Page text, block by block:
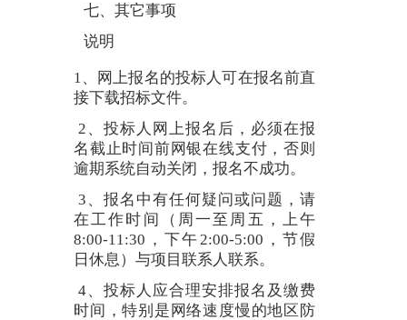
七、其它事项
说明
1、网上报名的投标人可在报名前直
接下载招标文件。
2、投标人网上报名后，必须在报
名截止时间前网银在线支付，否则
逾期系统自动关闭，报名不成功。
3、报名中有任何疑问或问题，请
在工作时间（周一至周五，上午
8:00-11:30，下午2:00-5:00，节假
日休息）与项目联系人联系。
4、投标人应合理安排报名及缴费
时间，特别是网络速度慢的地区防